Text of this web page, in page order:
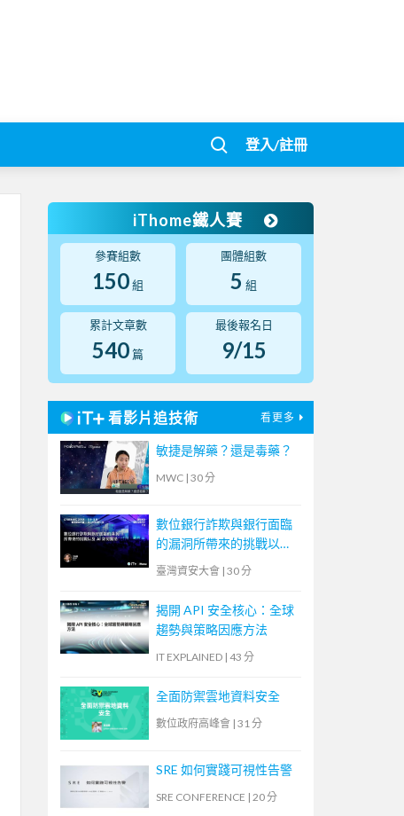
登入/註冊
iThome鐵人賽
參賽組數
150組
團體組數
5 組
累計文章數
540 篇
最後報名日
9/15
看影片追技術 看更多
敏捷是解藥？還是毒藥？
MWC | 30 分
數位銀行詐欺與銀行面臨
的漏洞所帶來的挑戰以及
AI 如何幫助
臺灣資安大會 | 30 分
揭開 API 安全核心：全球
趨勢與策略因應方法
IT EXPLAINED | 43 分
全面防禦雲地資料安全
數位政府高峰會 | 31 分
SRE 如何實踐可視性告警
SRE CONFERENCE | 20 分